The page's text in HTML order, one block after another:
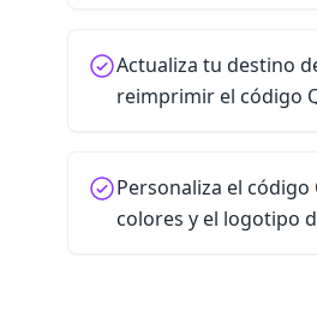
Actualiza tu destino
reimprimir el código
Personaliza el código
colores y el logotipo